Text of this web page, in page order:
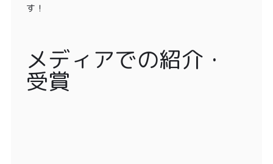
す！
メディアでの紹介・
受賞